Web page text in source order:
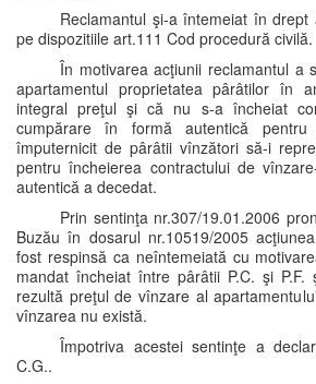
Reclamantul şi-a întemeiat în
pe dispozitiile art.111 Cod procedură civilă.
În motivarea acţiunii reclamantul a
apartamentul proprietatea pârâtilor în
integral preţul şi că nu s-a încheiat
cumpărare în formă autentică
împuternicit de pârâtii vînzători să-i
pentru încheierea contractului de
autentică a decedat.
Prin sentinţa nr.307/19.01.2006
Buzău în dosarul nr.10519/2005
fost respinsă ca neîntemeiată cu
mandat încheiat între pârâtii P.C. şi P.F.
rezultă preţul de vînzare al
vînzarea nu există.
Împotriva acestei sentinţe a
C.G..